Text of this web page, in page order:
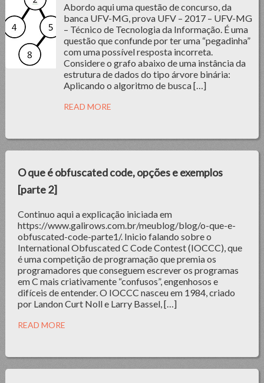
Abordo aqui uma questão de concurso, da
banca UFV-MG, prova UFV – 2017 – UFV-MG
– Técnico de Tecnologia da Informação. É uma
questão que confunde por ter uma “pegadinha”
com uma possível resposta incorreta.
Considere o grafo abaixo de uma instância da
estrutura de dados do tipo árvore binária:
Aplicando o algoritmo de busca […]
READ MORE
O que é obfuscated code, opções e exemplos
[parte 2]
Continuo aqui a explicação iniciada em
https://www.galirows.com.br/meublog/blog/o-que-e-
obfuscated-code-parte1/. Inicio falando sobre o
International Obfuscated C Code Contest (IOCCC), que
é uma competição de programação que premia os
programadores que conseguem escrever os programas
em C mais criativamente “confusos”, engenhosos e
difíceis de entender. O IOCCC nasceu em 1984, criado
por Landon Curt Noll e Larry Bassel, […]
READ MORE